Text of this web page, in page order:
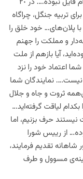
تربیه جنگل، چراگاه
پلان‌های… خود خلق را
و مملکت را جهنم
آیا بازهم از ملت
اعتماد خود را نزد
نمایندگان شما
ثروت و جاه و جلال
لیاقت گرفته‌اید…
نیستند حرف بزنیم، اما
از رییس شورا
تقدیم فرمایند،
مسوول و طرف